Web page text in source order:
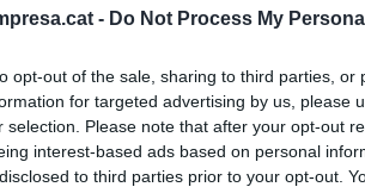
- Do Not Process My
opt-out of the sale, sharing to third parties, or
for targeted advertising by us, please
selection. Please note that after your opt-out
interest-based ads based on personal
to third parties prior to your opt-out.
o Nueva York, y de repente
país —y uno de los pocos del
diferente. No se trata solo de un
continua que empieza en